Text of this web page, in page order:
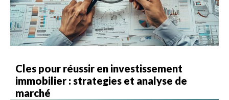
Cles pour réussir en investissement
immobilier : strategies et analyse de
marché